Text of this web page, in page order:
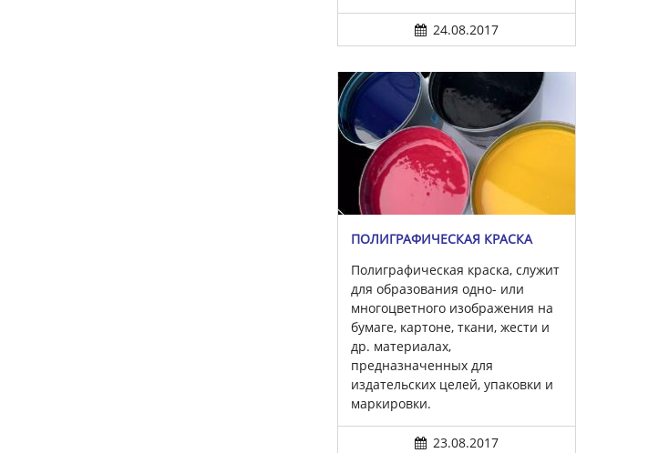
24.08.2017
ПОЛИГРАФИЧЕСКАЯ КРАСКА
Полиграфическая краска, служит
для образования одно- или
многоцветного изображения на
бумаге, картоне, ткани, жести и
др. материалах,
предназначенных для
издательских целей, упаковки и
маркировки.
23.08.2017